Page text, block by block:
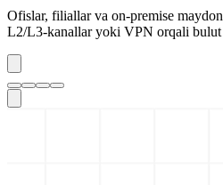
Ofislar, filiallar va on-premise
L2/L3-kanallar yoki VPN orqali bulut